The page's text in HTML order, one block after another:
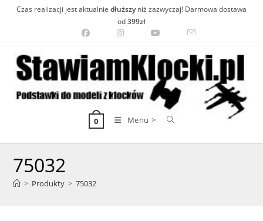
Czas realizacji jest aktualnie dłuższyniż zazwyczaj! Darmowa dostawa
od399zł
0 Menu >
75032
> Produkty > 75032